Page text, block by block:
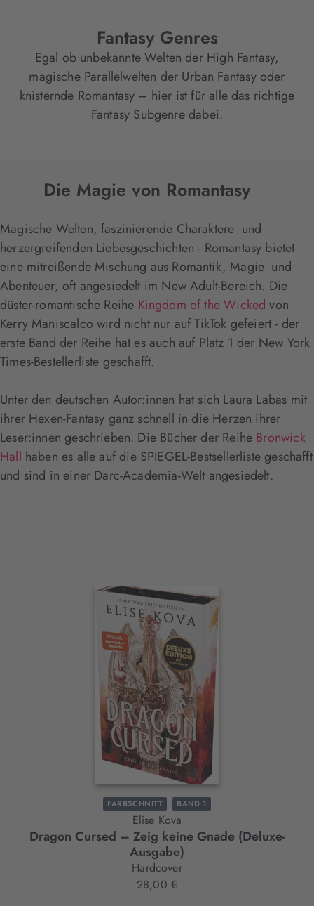
Fantasy Genres
Egal ob unbekannte Welten der High Fantasy,
magische Parallelwelten der Urban Fantasy oder
knisternde Romantasy – hier ist für alle das richtige
Fantasy Subgenre dabei.
Die Magie von Romantasy
Magische Welten, faszinierende Charaktere und
herzergreifenden Liebesgeschichten - Romantasy bietet
eine mitreißende Mischung aus Romantik, Magie und
Abenteuer, oft angesiedelt im New Adult-Bereich. Die
düster-romantische Reihe Kingdom of the Wicked von
Kerry Maniscalco wird nicht nur auf TikTok gefeiert - der
erste Band der Reihe hat es auch auf Platz 1 der New York
Times-Bestellerliste geschafft.
Unter den deutschen Autor:innen hat sich Laura Labas mit
ihrer Hexen-Fantasy ganz schnell in die Herzen ihrer
Leser:innen geschrieben. Die Bücher der Reihe Bronwick
Hall haben es alle auf die SPIEGEL-Bestsellerliste geschafft
und sind in einer Darc-Academia-Welt angesiedelt.
Interaktives
FARBSCHNITT BAND 1
Elise Kova
Dragon Cursed – Zeig keine Gnade (Deluxe-
Ausgabe)
Hardcover
28,00 €